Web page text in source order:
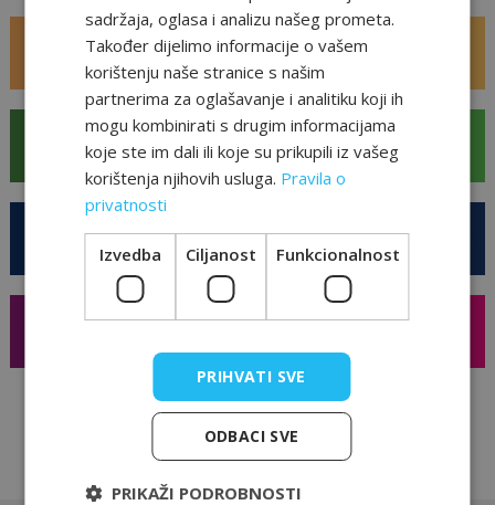
Zabava
kino i multimedia
Gastro
restorani i caffe barovi
Business
hotel i konferencije
Shopping
poznati brandovi
sadržaja, oglasa i analizu našeg prometa.
Također dijelimo informacije o vašem
korištenju naše stranice s našim
partnerima za oglašavanje i analitiku koji ih
mogu kombinirati s drugim informacijama
koje ste im dali ili koje su prikupili iz vašeg
korištenja njihovih usluga. Pravila o
privatnosti
Izvedba Ciljanost Funkcionalnost
PRIHVATI SVE
ODBACI SVE
PRIKAŽI PODROBNOSTI